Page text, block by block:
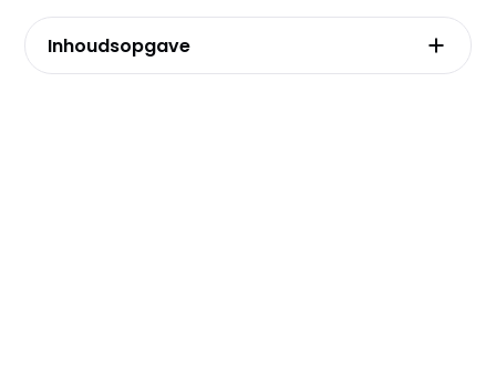
Inhoudsopgave